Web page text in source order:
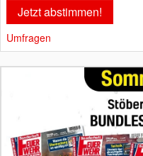
Umfragen